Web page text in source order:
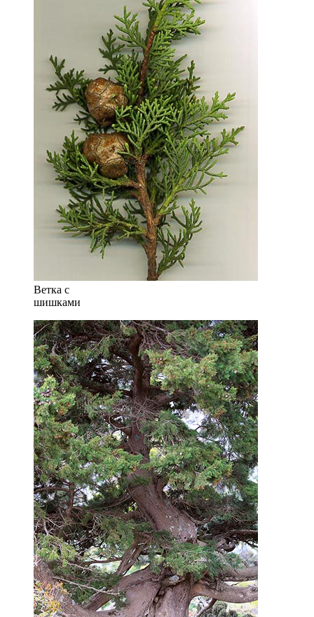
Ветка с
шишками